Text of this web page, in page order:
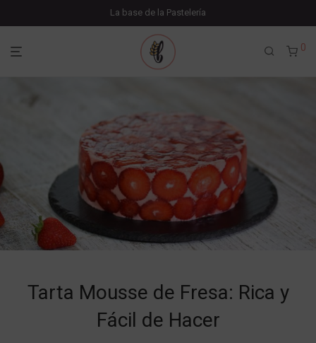
La base de la Pastelería
0
Tarta Mousse de Fresa: Rica y
Fácil de Hacer